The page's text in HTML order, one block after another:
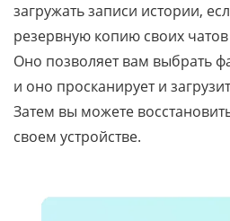
загружать записи истории,
резервную копию своих
Оно позволяет вам выбрать
и оно просканирует и
Затем вы можете
своем устройстве.